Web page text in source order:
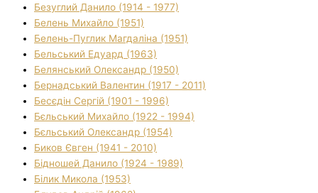
Безуглий Данило (1914 - 1977)
Белень Михайло (1951)
Белень-Пуглик Магдаліна (1951)
Бельський Едуард (1963)
Белянський Олександр (1950)
Бернадський Валентин (1917 - 2011)
Бесєдін Сергій (1901 - 1996)
Бєльський Михайло (1922 - 1994)
Бєльський Олександр (1954)
Биков Євген (1941 - 2010)
Бідношей Данило (1924 - 1989)
Білик Микола (1953)